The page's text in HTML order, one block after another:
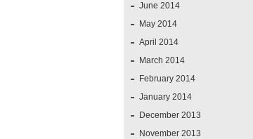
June 2014
May 2014
April 2014
March 2014
February 2014
January 2014
December 2013
November 2013